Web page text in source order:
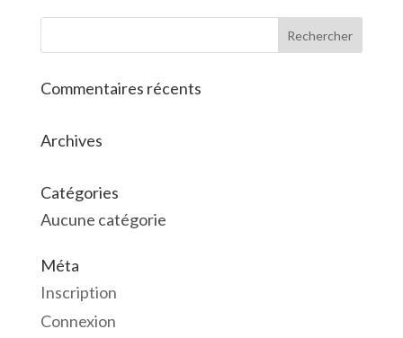
Commentaires récents
Archives
Catégories
Aucune catégorie
Méta
Inscription
Connexion